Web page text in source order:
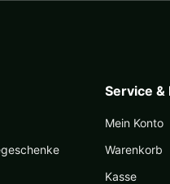
Service &
Mein Konto
Warenkorb
Kasse